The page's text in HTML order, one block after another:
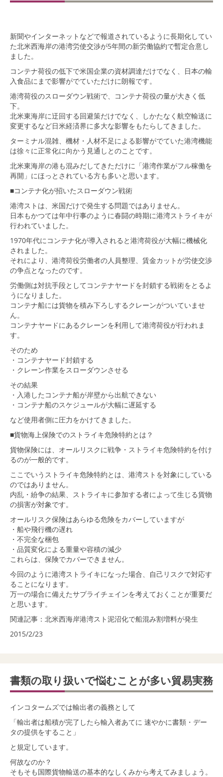
新聞やインターネットなどで報道されているように長期化してい
た北米西海岸の港湾労使交渉が5年間の新労働協約で暫定合意し
ました。
コンテナ荷役の低下で米国企業の資材調達だけでなく、日本の輸
入食品にまで影響がでていただけに朗報です。
港湾荷役のスローダウン戦術で、コンテナ荷役の量が大きく低
下。
北米東海岸に迂回する回避策だけでなく、しかたなく航空輸送に
変更するなど日米経済界に多大な影響をもたらしてきました。
ターミナル混雑、機材・人材不足による影響がでていた港湾機能
は徐々に正常化に向かう見通しとのことです。
北米東海岸の港も混みだしてきただけに「港湾作業がフル稼働を
再開」にほっとされている方も多いと思います。
■コンテナ化が招いたスローダウン戦術
港湾ストは、米国だけで発生する問題ではありません。
日本もかつては年中行事のように春闘の時期に港湾ストライキが
行われていました。
1970年代にコンテナ化が導入されると港湾荷役が大幅に機械化
されました。
それにより、港湾荷役労働者の人員整理、賃金カットが労使交渉
の争点となったのです。
労働側は対抗手段としてコンテナヤードを封鎖する戦術をとるよ
うになりました。
コンテナ船には貨物を積み下ろしするクレーンがついていませ
ん。
コンテナヤードにあるクレーンを利用して港湾荷役が行われま
す。
そのため
・コンテナヤード封鎖する
・クレーン作業をスローダウンさせる
その結果
・入港したコンテナ船が岸壁から出航できない
・コンテナ船のスケジュールが大幅に遅延する
など使用者側に圧力をかけてきました。
■貨物海上保険でのストライキ危険特約とは？
貨物保険には、オールリスクに戦争・ストライキ危険特約を付け
るのが一般的です。
ここでいうストライキ危険特約とは、港湾ストを対象にしている
のではありません。
内乱・紛争の結果、ストライキに参加する者によって生じる貨物
の損害が対象です。
オールリスク保険はあらゆる危険をカバーしていますが
・船や飛行機の遅れ
・不完全な梱包
・品質変化による重量や容積の減少
これらは、保険でカバーできません。
今回のように港湾ストライキになった場合、自己リスクで対応す
ることになります。
万一の場合に備えたサプライチェインを考えておくことが重要だ
と思います。
関連記事： 北米西海岸港湾スト泥沼化で船混み割増料が発生
2015/2/23
書類の取り扱いで悩むことが多い貿易実務
インコタームズでは輸出者の義務として
「輸出者は船積が完了したら輸入者あてに 速やかに書類・デー
タの提供をすること」
と規定しています。
何故なのか？
そもそも国際貨物輸送の基本的なしくみから考えてみましょう。